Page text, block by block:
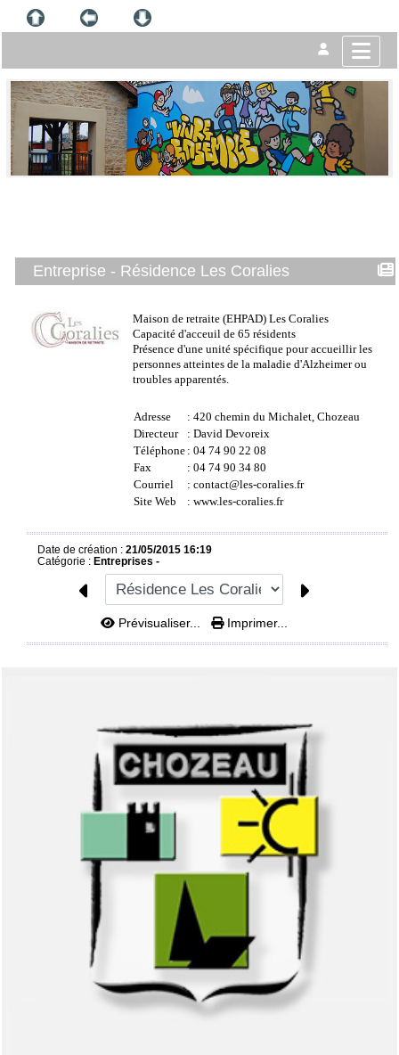
Entreprise - Résidence Les Coralies
Maison de retraite (EHPAD) Les Coralies
Capacité d'acceuil de 65 résidents
Présence d'une unité spécifique pour accueillir les
personnes atteintes de la maladie d'Alzheimer ou
troubles apparentés.
Adresse
: 420 chemin du Michalet, Chozeau
Directeur
: David Devoreix
Téléphone : 04 74 90 22 08
Fax
: 04 74 90 34 80
Courriel
: contact@les-coralies.fr
Site Web
: www.les-coralies.fr
Date de création : 21/05/2015 16:19
Catégorie : Entreprises -
Prévisualiser... Imprimer...